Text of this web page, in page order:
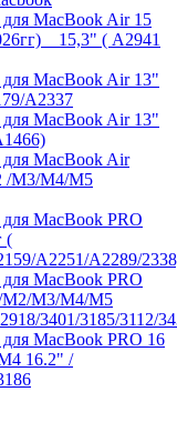
MacBook Air 15
_ 15,3" ( А2941
MacBook Air 13"
A2337
MacBook Air 13"
MacBook Air
/M3/M4/M5
MacBook PRO
(
A2251/A2289/
MacBook PRO
M2/M3/M4/M5
3401/3185/3112/
MacBook PRO 16
16.2" /